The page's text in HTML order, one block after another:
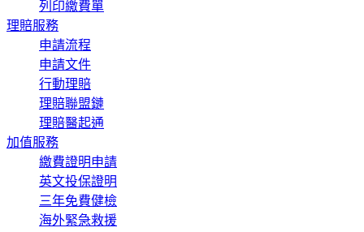
列印繳費單
理賠服務
申請流程
申請文件
行動理賠
理賠聯盟鏈
理賠醫起通
加值服務
繳費證明申請
英文投保證明
三年免費健檢
海外緊急救援